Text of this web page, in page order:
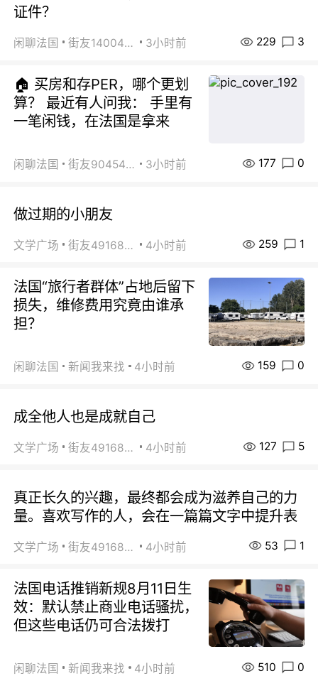
证件？
闲聊法国 街友14004820 3小时前 229 3
🏠 买房和存PER，哪个更划
算？ 最近有人问我： 手里有
一笔闲钱，在法国是拿来
闲聊法国 街友90454511 3小时前 177 0
做过期的小朋友
文学广场 街友49168527 4小时前 259 1
法国“旅行者群体”占地后留下
损失，维修费用究竟由谁承
担？
闲聊法国 新闻我来找 4小时前 159 0
成全他人也是成就自己
文学广场 街友49168527 4小时前 127 5
真正长久的兴趣，最终都会成为滋养自己的力
量。喜欢写作的人，会在一篇篇文字中提升表
文学广场 街友49168527 4小时前 53 1
法国电话推销新规8月11日生
效：默认禁止商业电话骚扰，
但这些电话仍可合法拨打
闲聊法国 新闻我来找 4小时前 510 0